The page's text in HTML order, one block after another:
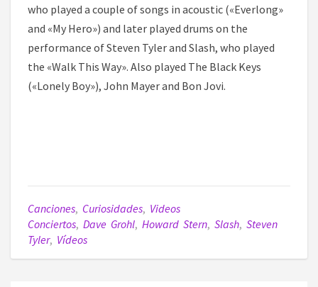
who played a couple of songs in acoustic («Everlong»
and «My Hero») and later played drums on the
performance of Steven Tyler and Slash, who played
the «Walk This Way». Also played The Black Keys
(«Lonely Boy»), John Mayer and Bon Jovi.
Canciones, Curiosidades, Videos
Conciertos, Dave Grohl, Howard Stern, Slash, Steven
Tyler, Vídeos